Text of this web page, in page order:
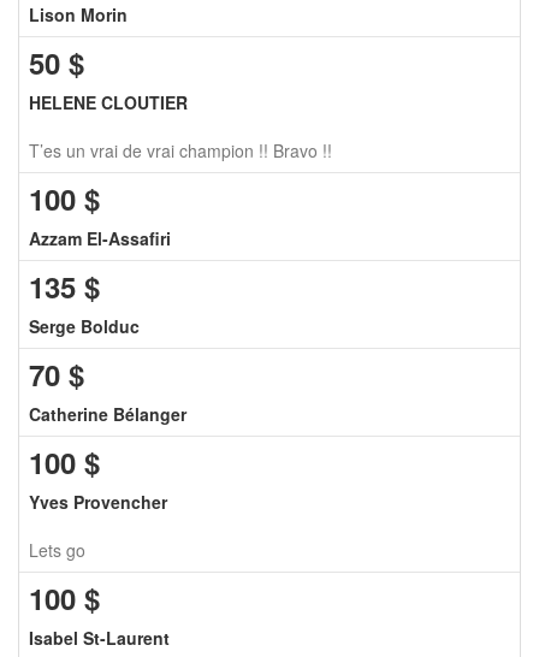
Lison Morin
50 $
HELENE CLOUTIER
T’es un vrai de vrai champion !! Bravo !!
100 $
Azzam El-Assafiri
135 $
Serge Bolduc
70 $
Catherine Bélanger
100 $
Yves Provencher
Lets go
100 $
Isabel St-Laurent